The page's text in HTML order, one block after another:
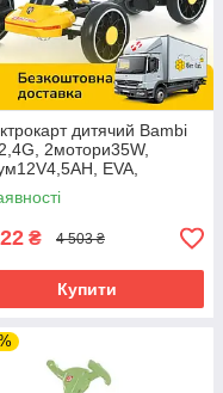
дитячий Bambi
2мотори35W,
EVA,
M 6145(A)EBR-6
₴ 4 503 ₴
Купити